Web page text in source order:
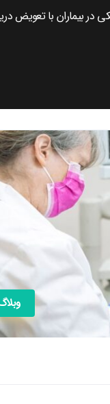
در بیماران با تعویض